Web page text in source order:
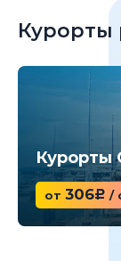
Курорты
Курорты
от 306c /